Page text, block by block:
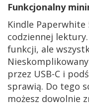
Funkcjonalny
Kindle Paperwhite
codziennej
funkcji, ale
przez USB-C i
sprawią. Do tego
możesz dowolnie